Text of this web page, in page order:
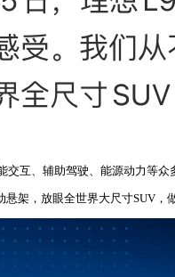
互、辅助驾驶、能源动力等
架，放眼全世界大尺寸SUV，